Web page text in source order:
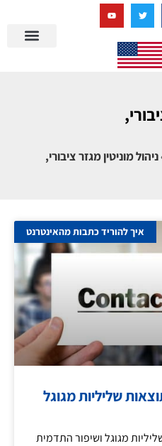
ניהול מוניטין מגזר ציבורי,
איך להוריד כתבות מהאינטרנט
שליליות מגוגל
מגוגל ושיפור התדמית